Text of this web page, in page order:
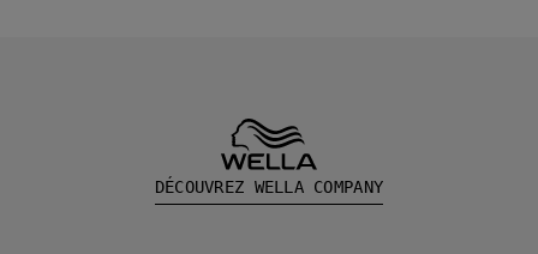
DÉCOUVREZ WELLA COMPANY